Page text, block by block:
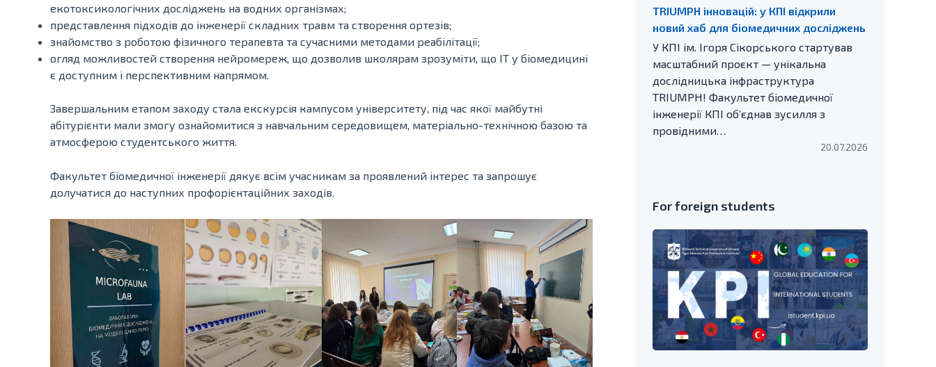
екотоксикологічних досліджень на водних організмах;
представлення підходів до інженерії складних травм та створення ортезів;
знайомство з роботою фізичного терапевта та сучасними методами реабілітації;
огляд можливостей створення нейромереж, що дозволив школярам зрозуміти, що ІТ у біомедицині
є доступним і перспективним напрямом.
Завершальним етапом заходу стала екскурсія кампусом університету, під час якої майбутні
абітурієнти мали змогу ознайомитися з навчальним середовищем, матеріально-технічною базою та
атмосферою студентського життя.
Факультет біомедичної інженерії дякує всім учасникам за проявлений інтерес та запрошує
долучатися до наступних профорієнтаційних заходів.
TRIUMPH інновацій: у КПІ відкрили
новий хаб для біомедичних досліджень
У КПІ ім. Ігоря Сікорського стартував
масштабний проєкт — унікальна
дослідницька інфраструктура
TRIUMPH! Факультет біомедичної
інженерії КПІ об’єднав зусилля з
провідними…
20.07.2026
For foreign students